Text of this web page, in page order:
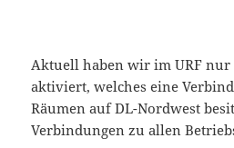
Aktuell haben wir im URF
aktiviert, welches eine
Räumen auf DL-Nordwest
Verbindungen zu allen